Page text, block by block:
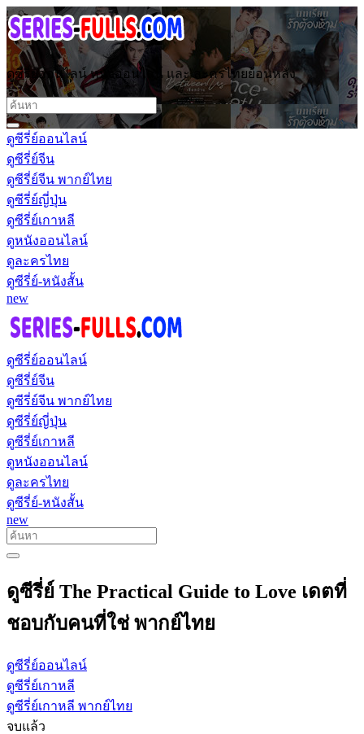
ดูซีรี่ย์ออนไลน์ หนังออนไลน์ และ ละครไทยย้อนหลัง
ดูซีรี่ย์ออนไลน์
ดูซีรี่ย์จีน
ดูซีรี่ย์จีน พากย์ไทย
ดูซีรี่ย์ญี่ปุ่น
ดูซีรี่ย์เกาหลี
ดูหนังออนไลน์
ดูละครไทย
ดูซีรี่ย์-หนังสั้น
new
ดูซีรี่ย์ออนไลน์
ดูซีรี่ย์จีน
ดูซีรี่ย์จีน พากย์ไทย
ดูซีรี่ย์ญี่ปุ่น
ดูซีรี่ย์เกาหลี
ดูหนังออนไลน์
ดูละครไทย
ดูซีรี่ย์-หนังสั้น
new
ดูซีรี่ย์ The Practical Guide to Love เดตที่
ชอบกับคนที่ใช่ พากย์ไทย
ดูซีรี่ย์ออนไลน์
ดูซีรี่ย์เกาหลี
ดูซีรี่ย์เกาหลี พากย์ไทย
จบแล้ว